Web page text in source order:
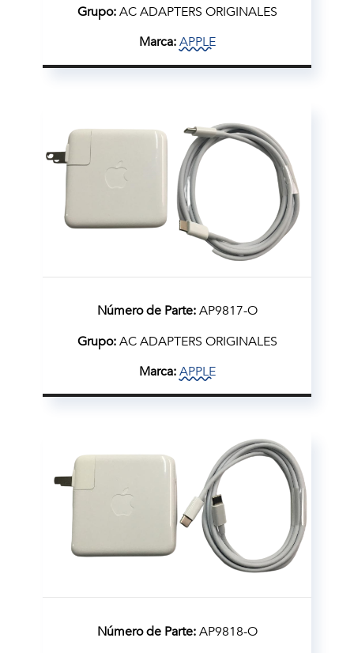
Grupo:AC ADAPTERS ORIGINALES
Marca: APPLE
Número de Parte:AP9817-O
Grupo:AC ADAPTERS ORIGINALES
Marca: APPLE
Número de Parte:AP9818-O